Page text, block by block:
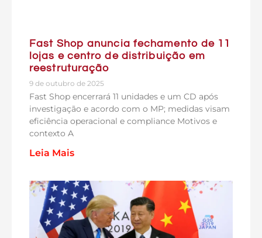
Fast Shop anuncia fechamento de 11
lojas e centro de distribuição em
reestruturação
9 de outubro de 2025
Fast Shop encerrará 11 unidades e um CD após
investigação e acordo com o MP; medidas visam
eficiência operacional e compliance Motivos e
contexto A
Leia Mais